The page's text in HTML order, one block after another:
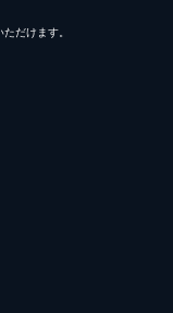
だけます。